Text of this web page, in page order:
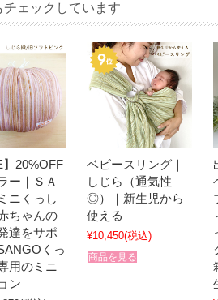
ェックしています
】20%OFF
ー｜ＳＡ
ニくっし
ちゃんの
達をサポ
くっ
用のミニ
ン
ベビースリング｜
しじら（通気性
◎）｜新生児から
使える
¥10,450(税込)
商品を見る